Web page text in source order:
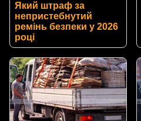
Який штраф за
непристебнутий
ремінь безпеки у 2026
році